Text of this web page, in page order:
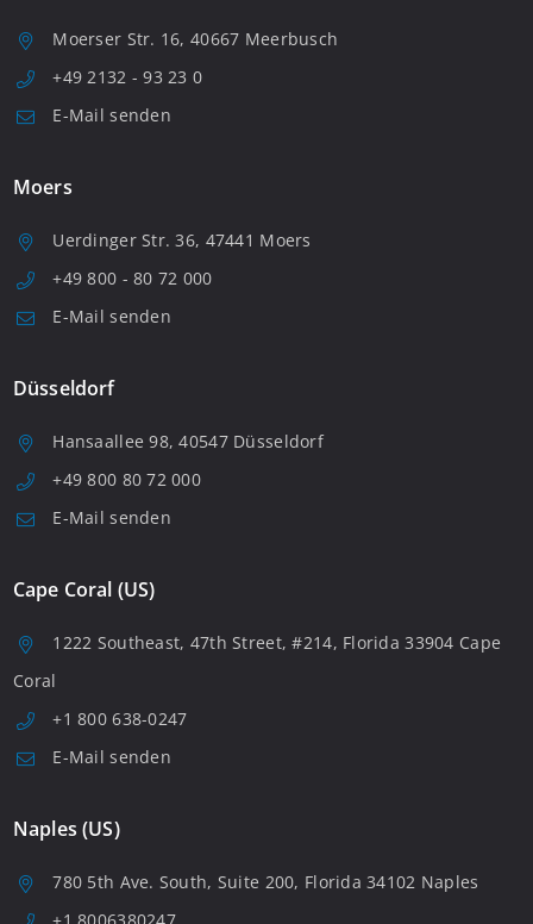
Moerser Str. 16, 40667 Meerbusch
+49 2132 - 93 23 0
E-Mail senden
Moers
Uerdinger Str. 36, 47441 Moers
+49 800 - 80 72 000
E-Mail senden
Düsseldorf
Hansaallee 98, 40547 Düsseldorf
+49 800 80 72 000
E-Mail senden
Cape Coral (US)
1222 Southeast, 47th Street, #214, Florida 33904 Cape
Coral
+1 800 638-0247
E-Mail senden
Naples (US)
780 5th Ave. South, Suite 200, Florida 34102 Naples
+1 8006380247